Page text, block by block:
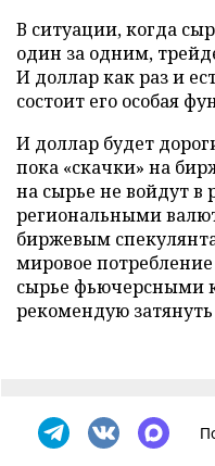
В ситуации, когда
один за одним,
И доллар как раз и
состоит его особая
И доллар будет
пока «скачки» на
на сырье не войдут в
региональными
биржевым
мировое
сырье фьючерсными
рекомендую затянуть